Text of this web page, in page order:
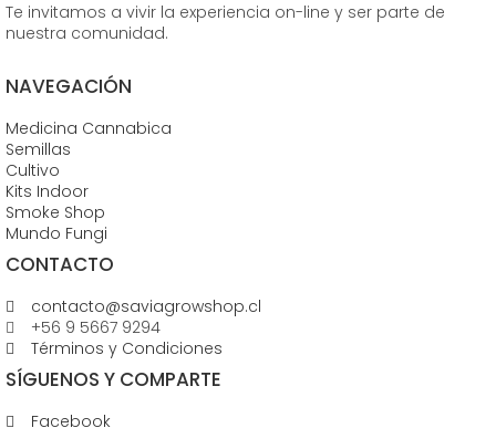
Te invitamos a vivir la experiencia on-line y ser parte de
nuestra comunidad.
NAVEGACIÓN
Medicina Cannabica
Semillas
Cultivo
Kits Indoor
Smoke Shop
Mundo Fungi
CONTACTO
contacto@saviagrowshop.cl
+56 9 5667 9294
Términos y Condiciones
SÍGUENOS Y COMPARTE
Facebook